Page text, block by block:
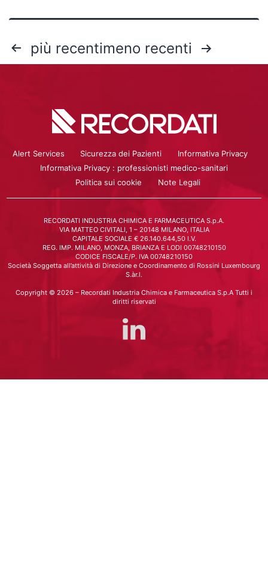
più recentimeno recenti
Alert Services Sicurezza dei Pazienti
Informativa Privacy
Informativa Privacy : professionisti medico-sanitari
Politica sui cookie
Note Legali
RECORDATI INDUSTRIA CHIMICA E FARMACEUTICA S.p.A.
VIA MATTEO CIVITALI, 1 – 20148 MILANO, ITALIA
CAPITALE SOCIALE € 26.140.644,50 I.V.
REG. IMP. MILANO, MONZA, BRIANZA E LODI 00748210150
CODICE FISCALE/P. IVA 00748210150
Società Soggetta all’attività di Direzione e Coordinamento di Rossini Luxembourg
S.àr.l.
Copyright © 2026 – Recordati Industria Chimica e Farmaceutica S.p.A Tutti i
diritti riservati